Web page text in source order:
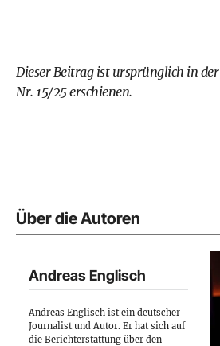
Dieser Beitrag ist ursprünglich in der
Nr. 15/25 erschienen.
Über die Autoren
Andreas Englisch
Andreas Englisch ist ein deutscher
Journalist und Autor. Er hat sich auf
die Berichterstattung über den